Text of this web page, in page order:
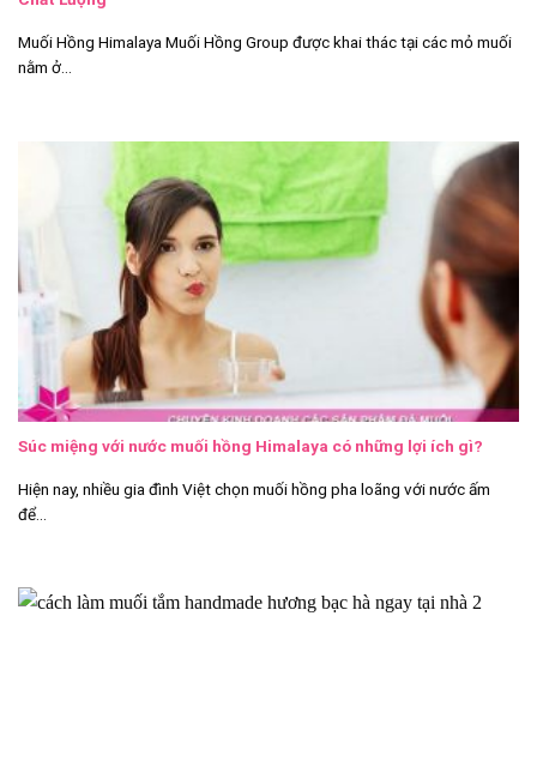
Muối Hồng Himalaya Muối Hồng Group được khai thác tại các mỏ muối
nằm ở...
Súc miệng với nước muối hồng Himalaya có những lợi ích gì?
Hiện nay, nhiều gia đình Việt chọn muối hồng pha loãng với nước ấm
để...